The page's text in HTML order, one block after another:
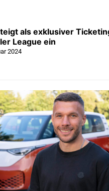
als exklusiver
League ein
2024